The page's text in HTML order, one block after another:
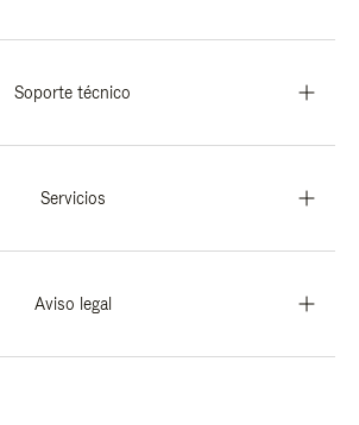
Soporte técnico
Servicios
Aviso legal